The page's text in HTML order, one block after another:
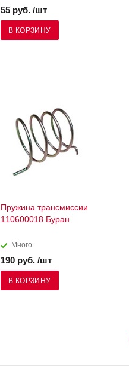
55 руб. /шт
В КОРЗИНУ
Пружина трансмиссии
110600018 Буран
Много
190 руб. /шт
В КОРЗИНУ